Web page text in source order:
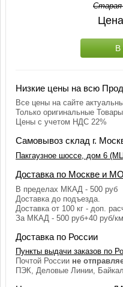
В
Низкие цены на всю
Все цены на сайте
Только оригинальные
Цены с учетом НДС 22%
Самовывоз склад г.
Пакгаузное шоссе, дом 6
Доставка по Москве и МО
В пределах МКАД - 500 руб
Доставка до подъезда.
Доставка от 100 кг - доп.
За МКАД - 500 руб+40 руб/км
Доставка по России
Пункты выдачи заказов по
Почтой России не
ПЭК, Деловые Линии,